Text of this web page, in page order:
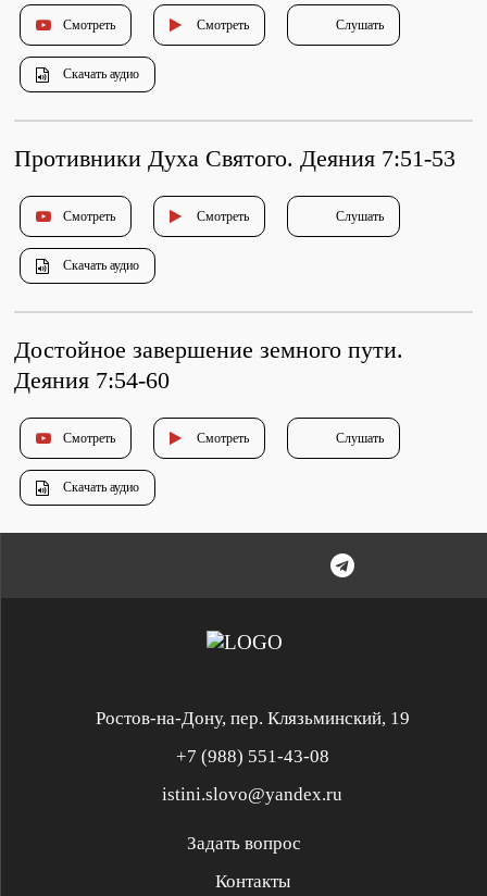
Смотреть Смотреть Слушать
Скачать аудио
Противники Духа Святого. Деяния 7:51-53
Смотреть Смотреть Слушать
Скачать аудио
Достойное завершение земного пути.
Деяния 7:54-60
Смотреть Смотреть Слушать
Скачать аудио
Служение «Слово Истины»
Служение «Слово Истины»
Ростов-на-Дону, пер. Клязьминский, 19
+7 (988) 551-43-08
istini.slovo@yandex.ru
Задать вопрос
Контакты